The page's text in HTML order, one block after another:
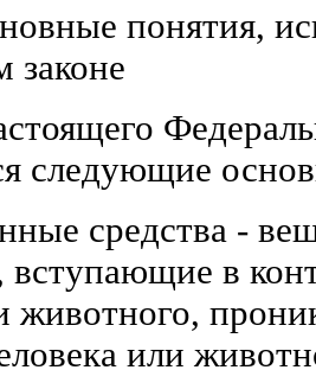
понятия,
законе
следующие
средства -
в
животного,
или